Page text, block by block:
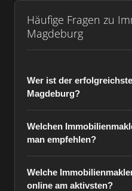
Häufige Fragen zu
Magdeburg
Wer ist der
Magdeburg?
Welchen
man empfehlen?
Welche
online am aktivsten?